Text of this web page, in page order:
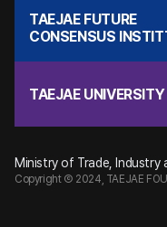
TAEJAE FUTURE
CONSENSUS
TAEJAE UNIVERSITY
Ministry of Trade, Industry
Copyright Ⓒ 2024, TAEJAE